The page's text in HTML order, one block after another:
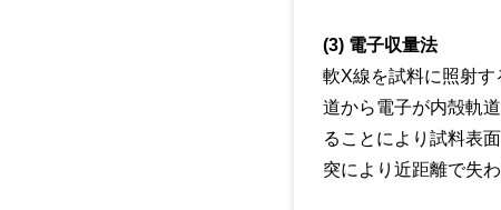
(3) 電子収量法
軟X線を試料に照射
道から電子が内殻軌
ることにより試料表
突により近距離で失